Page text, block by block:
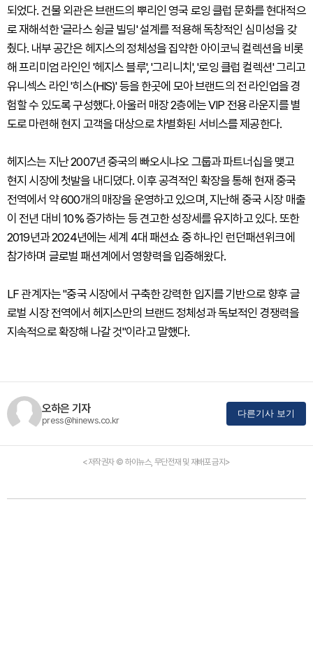
되었다. 건물 외관은 브랜드의 뿌리인 영국 로잉 클럽 문화를 현대적으
로 재해석한 '글라스 슁글 빌딩' 설계를 적용해 독창적인 심미성을 갖
췄다. 내부 공간은 헤지스의 정체성을 집약한 아이코닉 컬렉션을 비롯
해 프리미엄 라인인 '헤지스 블루', '그리니치', '로잉 클럽 컬렉션' 그리고
유니섹스 라인 '히스(HIS)' 등을 한곳에 모아 브랜드의 전 라인업을 경
험할 수 있도록 구성했다. 아울러 매장 2층에는 VIP 전용 라운지를 별
도로 마련해 현지 고객을 대상으로 차별화된 서비스를 제공한다.
헤지스는 지난 2007년 중국의 빠오시냐오 그룹과 파트너십을 맺고
현지 시장에 첫발을 내디뎠다. 이후 공격적인 확장을 통해 현재 중국
전역에서 약 600개의 매장을 운영하고 있으며, 지난해 중국 시장 매출
이 전년 대비 10% 증가하는 등 견고한 성장세를 유지하고 있다. 또한
2019년과 2024년에는 세계 4대 패션쇼 중 하나인 런던패션위크에
참가하며 글로벌 패션계에서 영향력을 입증해왔다.
LF 관계자는 "중국 시장에서 구축한 강력한 입지를 기반으로 향후 글
로벌 시장 전역에서 헤지스만의 브랜드 정체성과 독보적인 경쟁력을
지속적으로 확장해 나갈 것"이라고 말했다.
오하은 기자
press@hinews.co.kr
다른기사 보기
<저작권자 © 하이뉴스, 무단전재 및 재배포 금지>